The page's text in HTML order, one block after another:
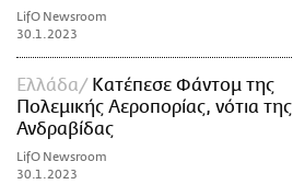
LifO Newsroom
30.1.2023
Ελλάδα
Κατέπεσε Φάντομ της
Πολεμικής Αεροπορίας, νότια της
Ανδραβίδας
LifO Newsroom
30.1.2023